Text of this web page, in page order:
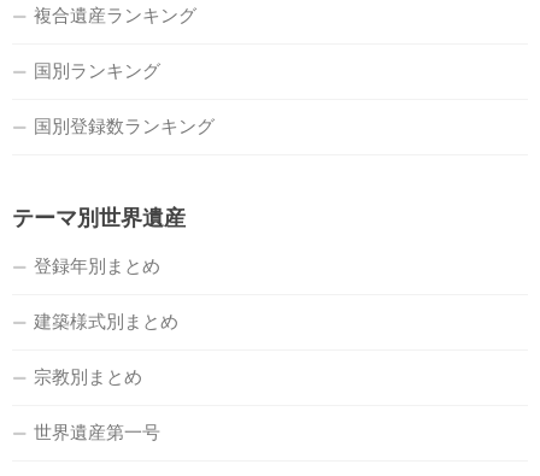
複合遺産ランキング
国別ランキング
国別登録数ランキング
テーマ別世界遺産
登録年別まとめ
建築様式別まとめ
宗教別まとめ
世界遺産第一号